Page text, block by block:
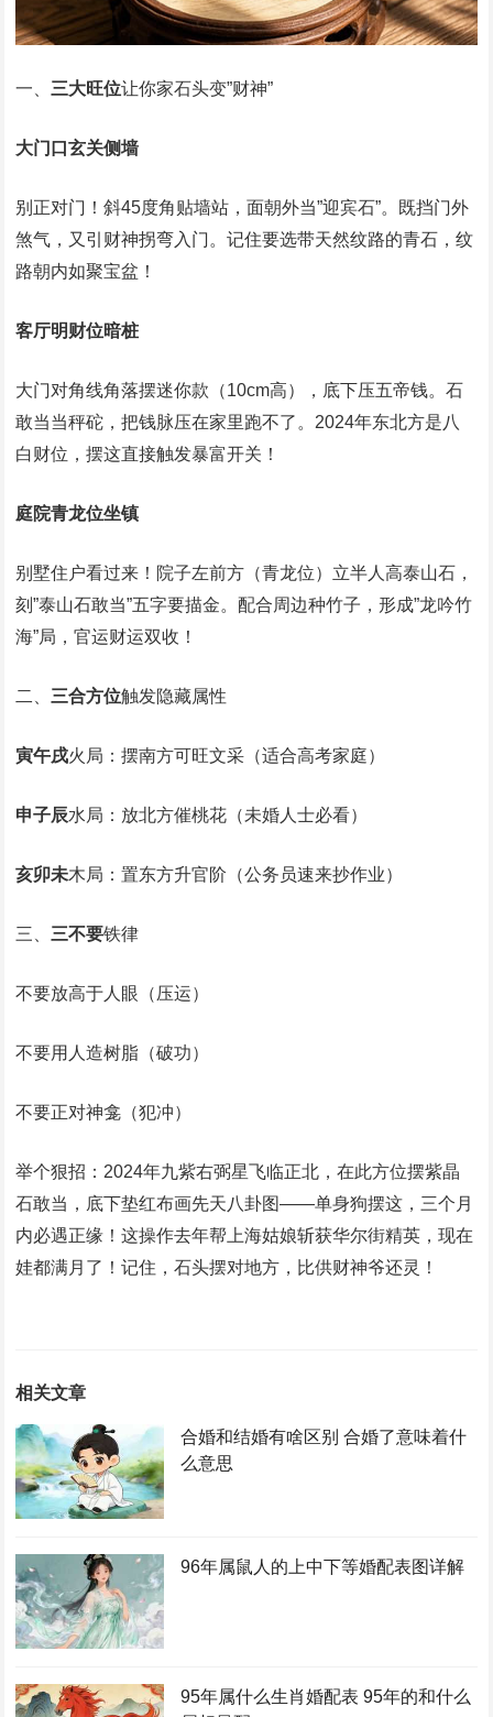
一、 三大旺位让你家石头变”财神”
大门口玄关侧墙
别正对门！斜45度角贴墙站，面朝外当”迎宾石”。既挡门外
煞气，又引财神拐弯入门。记住要选带天然纹路的青石，纹
路朝内如聚宝盆！
客厅明财位暗桩
大门对角线角落摆迷你款（10cm高），底下压五帝钱。石
敢当当秤砣，把钱脉压在家里跑不了。2024年东北方是八
白财位，摆这直接触发暴富开关！
庭院青龙位坐镇
别墅住户看过来！院子左前方（青龙位）立半人高泰山石，
刻”泰山石敢当”五字要描金。配合周边种竹子，形成”龙吟竹
海”局，官运财运双收！
二、 三合方位触发隐藏属性
寅午戌火局：摆南方可旺文采（适合高考家庭）
申子辰水局：放北方催桃花（未婚人士必看）
亥卯未木局：置东方升官阶（公务员速来抄作业）
三、 三不要铁律
不要放高于人眼（压运）
不要用人造树脂（破功）
不要正对神龛（犯冲）
举个狠招：2024年九紫右弼星飞临正北，在此方位摆紫晶
石敢当，底下垫红布画先天八卦图——单身狗摆这，三个月
内必遇正缘！这操作去年帮上海姑娘斩获华尔街精英，现在
娃都满月了！记住，石头摆对地方，比供财神爷还灵！
相关文章
合婚和结婚有啥区别 合婚了意味着什
么意思
96年属鼠人的上中下等婚配表图详解
95年属什么生肖婚配表 95年的和什么